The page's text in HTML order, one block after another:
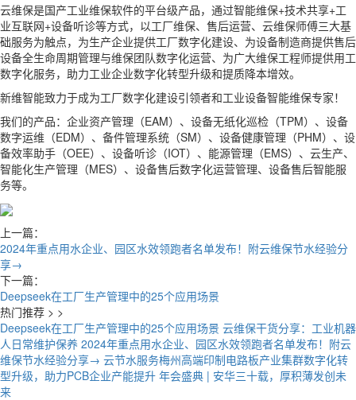
云维保是国产工业维保软件的平台级产品，通过智能维保+技术共享+工
业互联网+设备听诊等方式，以工厂维保、售后运营、云维保师傅三大基
础服务为触点，为生产企业提供工厂数字化建设、为设备制造商提供售后
设备全生命周期管理与维保团队数字化运营、为广大维保工程师提供用工
数字化服务，助力工业企业数字化转型升级和提质降本增效。
新维智能致力于成为工厂数字化建设引领者和工业设备智能维保专家！
我们的产品：企业资产管理（EAM）、设备无纸化巡检（TPM）、设备
数字运维（EDM）、备件管理系统（SM）、设备健康管理（PHM）、设
备效率助手（OEE）、设备听诊（IOT）、能源管理（EMS）、云生产、
智能化生产管理（MES）、设备售后数字化运营管理、设备售后智能服
务等。
上一篇：
2024年重点用水企业、园区水效领跑者名单发布！附云维保节水经验分
享→
下一篇：
Deepseek在工厂生产管理中的25个应用场景
热门推荐 > >
Deepseek在工厂生产管理中的25个应用场景 云维保干货分享：工业机器
人日常维护保养 2024年重点用水企业、园区水效领跑者名单发布！附云
维保节水经验分享→ 云节水服务梅州高端印制电路板产业集群数字化转
型升级，助力PCB企业产能提升 年会盛典 | 安华三十载，厚积薄发创未
来